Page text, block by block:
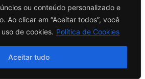
ou conteúdo personalizado e
Ao clicar em “Aceitar todos”, você
de cookies. Política de Cookies
Aceitar tudo